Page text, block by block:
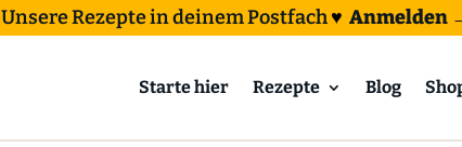
Unsere Rezepte in deinem Postfach♥ Anmelden
Starte hier Rezepte Blog